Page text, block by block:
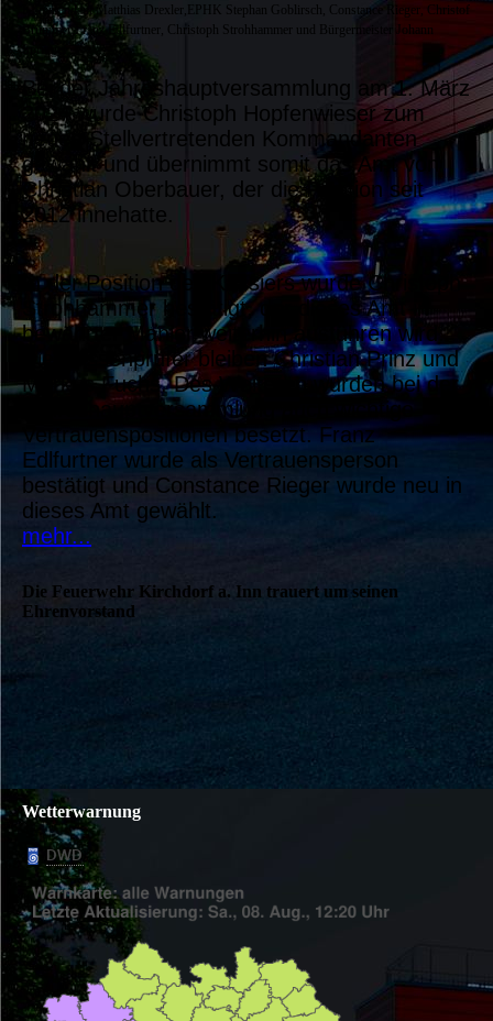
Kommandant Matthias Drexler, EPHK Stephan Goblirsch, Constance Rieger, Christof
Brummer, Franz Edlfurtner, Christoph Strohhammer und Bürgermeister Johann
Springer
Bei der Jahreshauptversammlung am 1. März
2024 wurde Christoph Hopfenwieser zum
neuen Stellvertretenden Kommandanten
gewählt und übernimmt somit das Amt von
Christian Oberbauer, der die Position seit
2012 innehatte.
In der Position des Kassiers wurde Christoph
Strohhammer bestätigt, der dieses Amt in
bewährter Manier weiterhin ausführen wird.
Die Kassenprüfer bleiben Christian Prinz und
Markus Fuchs. Des Weiteren wurden bei der
Jahreshauptversammlung auch wichtige
Vertrauenspositionen besetzt. Franz
Edlfurtner wurde als Vertrauensperson
bestätigt und Constance Rieger wurde neu in
dieses Amt gewählt.
mehr...
Die Feuerwehr Kirchdorf a. Inn trauert um seinen
Ehrenvorstand
Wetterwarnung